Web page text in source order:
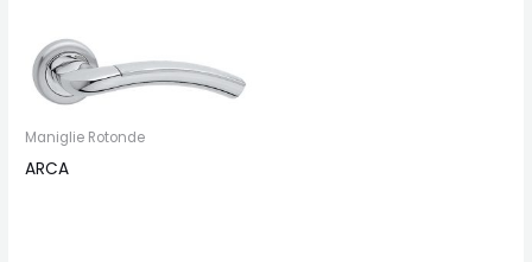
Maniglie Rotonde
ARCA